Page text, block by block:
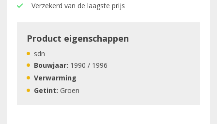
Verzekerd van de laagste prijs
Product eigenschappen
sdn
Bouwjaar: 1990 / 1996
Verwarming
Getint: Groen